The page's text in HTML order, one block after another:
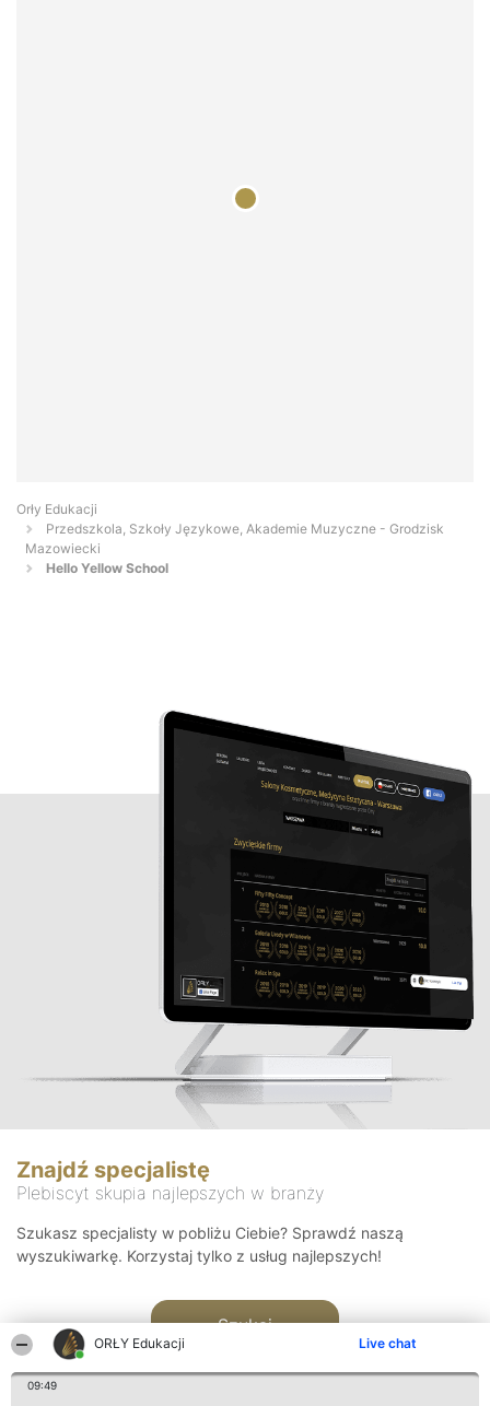
ORŁY Edukacji Live chat
09:49
Orły Edukacji
Przedszkola, Szkoły Językowe, Akademie Muzyczne - Grodzisk
Mazowiecki
Hello Yellow School
Znajdź specjalistę
Plebiscyt skupia najlepszych w branży
Szukasz specjalisty w pobliżu Ciebie? Sprawdź naszą
wyszukiwarkę. Korzystaj tylko z usług najlepszych!
Szukaj